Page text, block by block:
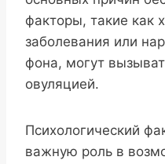
факторы, такие как
заболевания или
фона, могут
овуляцией.
Психологический
важную роль в